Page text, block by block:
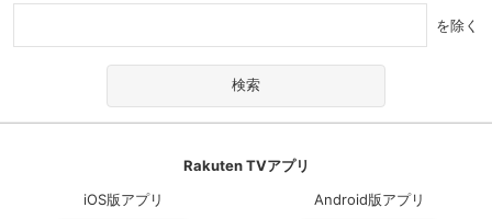
を除く
Rakuten TVアプリ
iOS版アプリ
Android版アプリ